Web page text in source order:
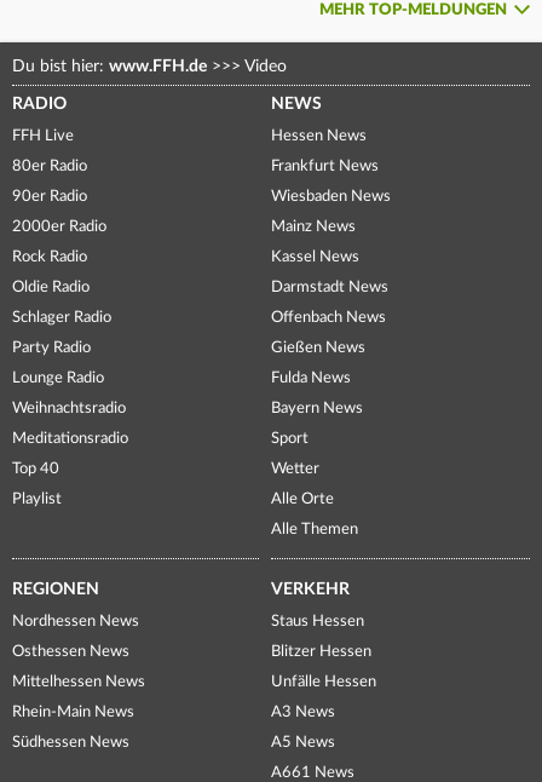
MEHR TOP-MELDUNGEN
Du bist hier: www.FFH.de >>> Video
RADIO
FFH Live
80er Radio
90er Radio
2000er Radio
Rock Radio
Oldie Radio
Schlager Radio
Party Radio
Lounge Radio
Weihnachtsradio
Meditationsradio
Top 40
Playlist
NEWS
Hessen News
Frankfurt News
Wiesbaden News
Mainz News
Kassel News
Darmstadt News
Offenbach News
Gießen News
Fulda News
Bayern News
Sport
Wetter
Alle Orte
Alle Themen
REGIONEN
Nordhessen News
Osthessen News
Mittelhessen News
Rhein-Main News
Südhessen News
VERKEHR
Staus Hessen
Blitzer Hessen
Unfälle Hessen
A3 News
A5 News
A661 News